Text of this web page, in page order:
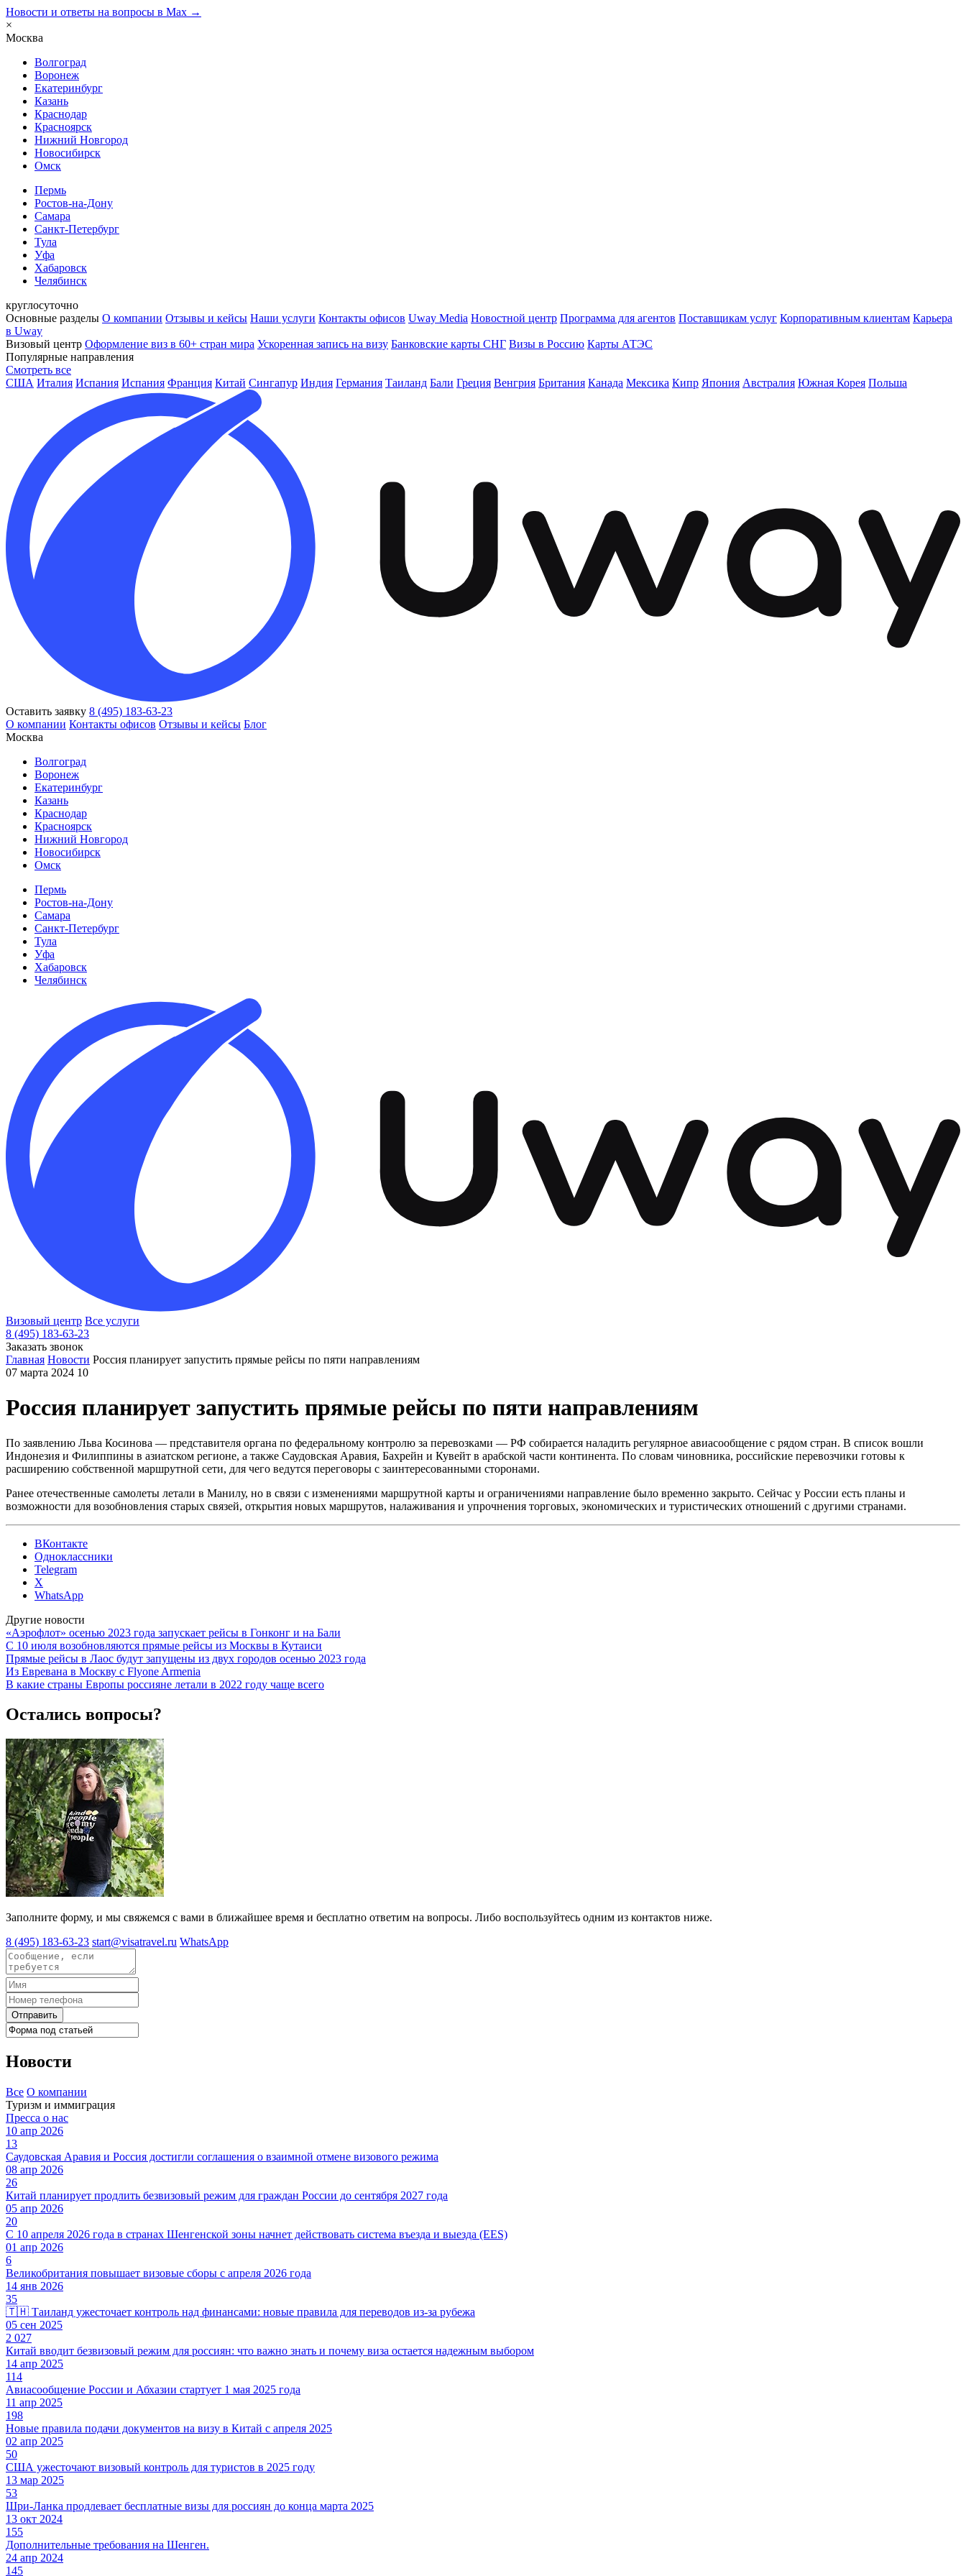
Новости и ответы на вопросы в Max →
×
Москва
Волгоград
Воронеж
Екатеринбург
Казань
Краснодар
Красноярск
Нижний Новгород
Новосибирск
Омск
Пермь
Ростов-на-Дону
Самара
Санкт-Петербург
Тула
Уфа
Хабаровск
Челябинск
круглосуточно
Основные разделы О компании Отзывы и кейсы Наши услуги Контакты офисов Uway Media Новостной центр Программа для агентов Поставщикам услуг Корпоративным клиентам Карьера
в Uway
Визовый центр Оформление виз в 60+ стран мира Ускоренная запись на визу Банковские карты СНГ Визы в Россию Карты АТЭС
Популярные направления
Смотреть все
США Италия Испания Испания Франция Китай Сингапур Индия Германия Таиланд Бали Греция Венгрия Британия Канада Мексика Кипр Япония Австралия Южная Корея Польша
Оставить заявку 8 (495) 183-63-23
О компании Контакты офисов Отзывы и кейсы Блог
Москва
Волгоград
Воронеж
Екатеринбург
Казань
Краснодар
Красноярск
Нижний Новгород
Новосибирск
Омск
Пермь
Ростов-на-Дону
Самара
Санкт-Петербург
Тула
Уфа
Хабаровск
Челябинск
Визовый центр Все услуги
8 (495) 183-63-23
Заказать звонок
Главная Новости Россия планирует запустить прямые рейсы по пяти направлениям
07 марта 2024 10
Россия планирует запустить прямые рейсы по пяти направлениям
По заявлению Льва Косинова — представителя органа по федеральному контролю за перевозками — РФ собирается наладить регулярное авиасообщение с рядом стран. В список вошли
Индонезия и Филиппины в азиатском регионе, а также Саудовская Аравия, Бахрейн и Кувейт в арабской части континента. По словам чиновника, российские перевозчики готовы к
расширению собственной маршрутной сети, для чего ведутся переговоры с заинтересованными сторонами.
Ранее отечественные самолеты летали в Манилу, но в связи с изменениями маршрутной карты и ограничениями направление было временно закрыто. Сейчас у России есть планы и
возможности для возобновления старых связей, открытия новых маршрутов, налаживания и упрочнения торговых, экономических и туристических отношений с другими странами.
ВКонтакте
Одноклассники
Telegram
X
WhatsApp
Другие новости
«Аэрофлот» осенью 2023 года запускает рейсы в Гонконг и на Бали
С 10 июля возобновляются прямые рейсы из Москвы в Кутаиси
Прямые рейсы в Лаос будут запущены из двух городов осенью 2023 года
Из Евревана в Москву с Flyone Armenia
В какие страны Европы россияне летали в 2022 году чаще всего
Остались вопросы?
Заполните форму, и мы свяжемся с вами в ближайшее время и бесплатно ответим на вопросы. Либо воспользуйтесь одним из контактов ниже.
8 (495) 183-63-23 start@visatravel.ru WhatsApp
Отправить
Новости
Все О компании
Туризм и иммиграция
Пресса о нас
10 апр 2026
13
Саудовская Аравия и Россия достигли соглашения о взаимной отмене визового режима
08 апр 2026
26
Китай планирует продлить безвизовый режим для граждан России до сентября 2027 года
05 апр 2026
20
С 10 апреля 2026 года в странах Шенгенской зоны начнет действовать система въезда и выезда (EES)
01 апр 2026
6
Великобритания повышает визовые сборы с апреля 2026 года
14 янв 2026
35
🇹🇭 Таиланд ужесточает контроль над финансами: новые правила для переводов из-за рубежа
05 сен 2025
2 027
Китай вводит безвизовый режим для россиян: что важно знать и почему виза остается надежным выбором
14 апр 2025
114
Авиасообщение России и Абхазии стартует 1 мая 2025 года
11 апр 2025
198
Новые правила подачи документов на визу в Китай с апреля 2025
02 апр 2025
50
США ужесточают визовый контроль для туристов в 2025 году
13 мар 2025
53
Шри-Ланка продлевает бесплатные визы для россиян до конца марта 2025
13 окт 2024
155
Дополнительные требования на Шенген.
24 апр 2024
145